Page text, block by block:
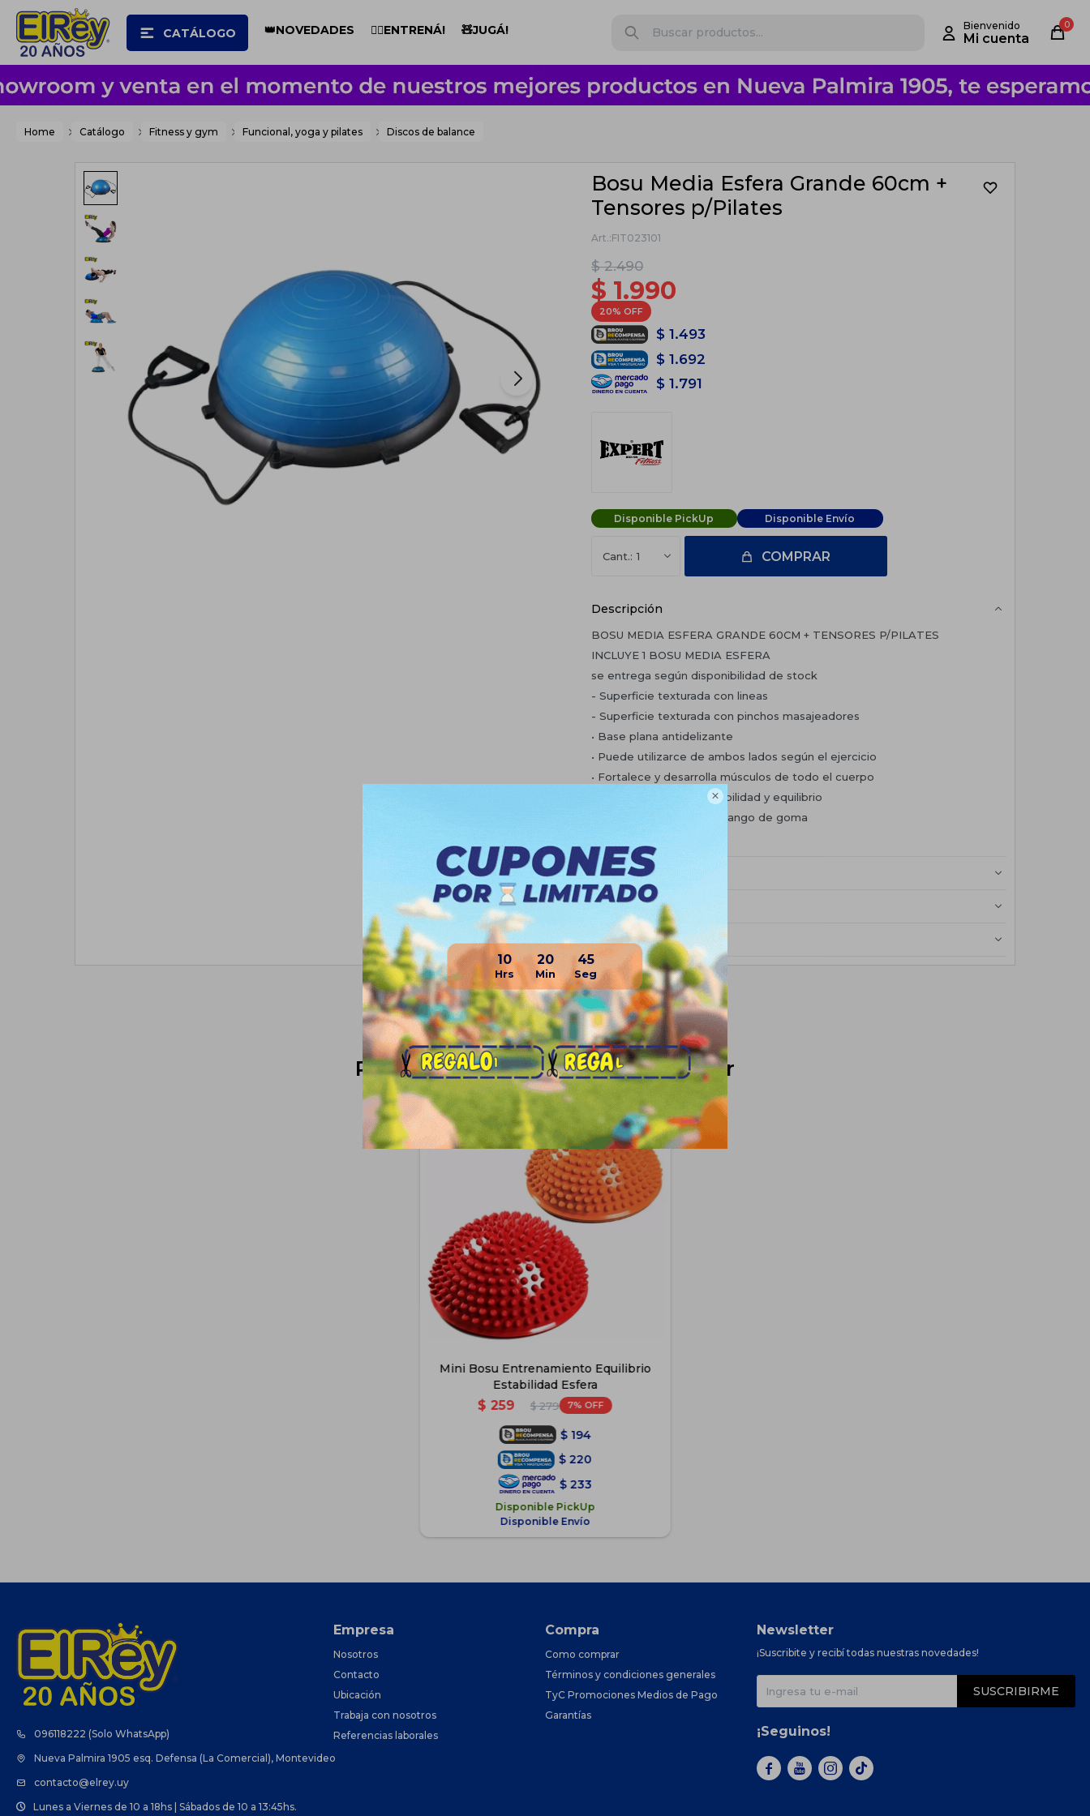

10 20 44
CATÁLOGO 👑NOVEDADES 🏋️‍♂️ENTRENÁ! 🧸JUGÁ! 0
Home Catálogo Fitness y gym Funcional, yoga y pilates Discos de balance
Bosu Media Esfera Grande 60cm +
Tensores p/Pilates
FIT023101
$ 2.490
$ 1.990
20
$ 1.493
$ 1.692
$ 1.791
Disponible PickUp Disponible Envío
1 COMPRAR
Descripción
BOSU MEDIA ESFERA GRANDE 60CM + TENSORES P/PILATES
INCLUYE 1 BOSU MEDIA ESFERA
se entrega según disponibilidad de stock
- Superficie texturada con lineas
- Superficie texturada con pinchos masajeadores
• Base plana antidelizante
• Puede utilizarce de ambos lados según el ejercicio
• Fortalece y desarrolla músculos de todo el cuerpo
• Entrenamiento de estabilidad y equilibrio
• Bandas elásticas con mango de goma
• Incluye inflador
Planes de cuotas
Envíos
Medios de pago
Productos que te pueden interesar
Mini Bosu Entrenamiento Equilibrio
Estabilidad Esfera
$ 259 $ 279 7
$ 194
$ 220
$ 233
Disponible PickUp
Disponible Envío
096118222 (Solo WhatsApp)
Nueva Palmira 1905 esq. Defensa (La Comercial), Montevideo
contacto@elrey.uy
Lunes a Viernes de 10 a 18hs | Sábados de 10 a 13:45hs.
Empresa
Nosotros
Contacto
Ubicación
Trabaja con nosotros
Referencias laborales
Compra
Como comprar
Términos y condiciones generales
TyC Promociones Medios de Pago
Garantías
Newsletter
¡Suscribite y recibí todas nuestras novedades!
SUSCRIBIRME
¡Seguinos!
  